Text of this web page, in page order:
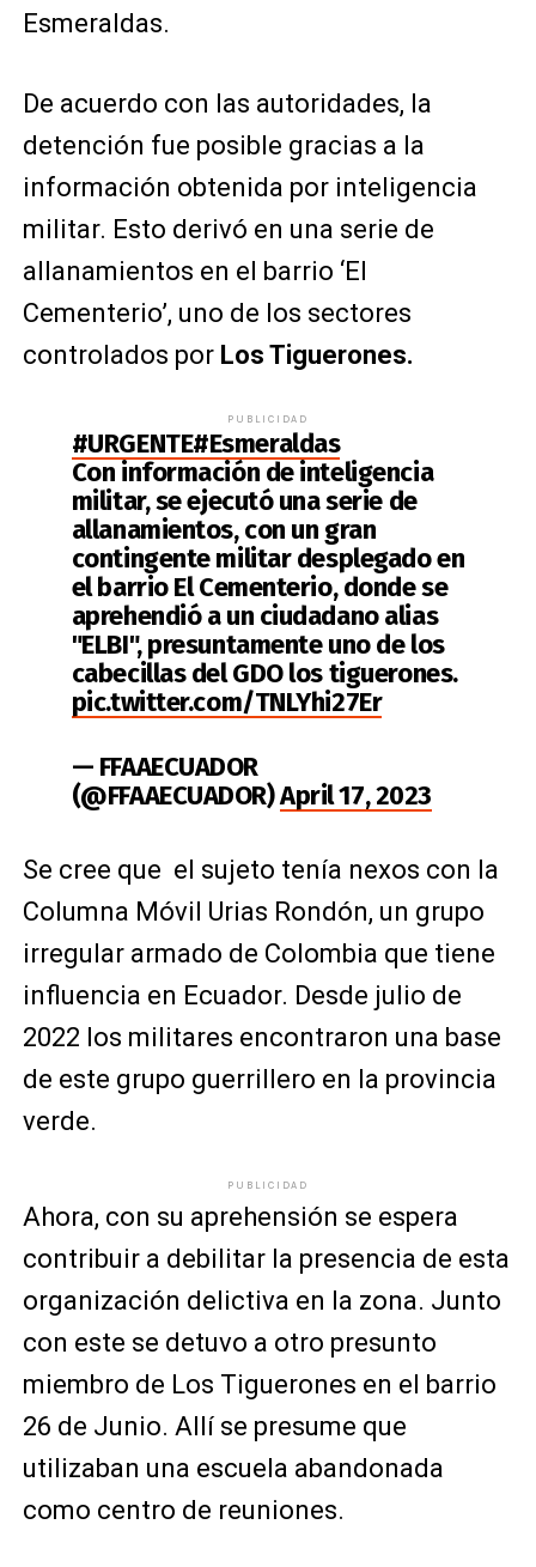
Esmeraldas.
De acuerdo con las autoridades, la
detención fue posible gracias a la
información obtenida por inteligencia
militar. Esto derivó en una serie de
allanamientos en el barrio ‘El
Cementerio’, uno de los sectores
controlados porLos Tiguerones.
PUBLICIDAD
#URGENTE#Esmeraldas
Con información de inteligencia
militar, se ejecutó una serie de
allanamientos, con un gran
contingente militar desplegado en
el barrio El Cementerio, donde se
aprehendió a un ciudadano alias
"ELBI", presuntamente uno de los
cabecillas del GDO los tiguerones.
pic.twitter.com/TNLYhi27Er
— FFAAECUADOR
(@FFAAECUADOR)April 17, 2023
Se cree que el sujeto tenía nexos con la
Columna Móvil Urias Rondón, un grupo
irregular armado de Colombia que tiene
influencia en Ecuador. Desde julio de
2022 los militares encontraron una base
de este grupo guerrillero en la provincia
verde.
PUBLICIDAD
Ahora, con su aprehensión se espera
contribuir a debilitar la presencia de esta
organización delictiva en la zona. Junto
con este se detuvo a otro presunto
miembro de Los Tiguerones en el barrio
26 de Junio. Allí se presume que
utilizaban una escuela abandonada
como centro de reuniones.